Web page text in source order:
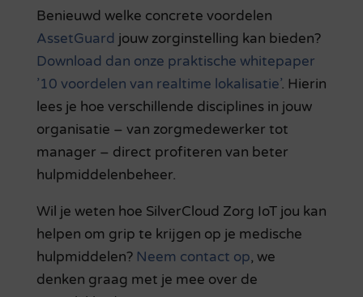
Benieuwd welke concrete voordelen
AssetGuard jouw zorginstelling kan bieden?
Download dan onze praktische whitepaper
’10 voordelen van realtime lokalisatie’. Hierin
lees je hoe verschillende disciplines in jouw
organisatie – van zorgmedewerker tot
manager – direct profiteren van beter
hulpmiddelenbeheer.
Wil je weten hoe SilverCloud Zorg IoT jou kan
helpen om grip te krijgen op je medische
hulpmiddelen? Neem contact op, we
denken graag met je mee over de